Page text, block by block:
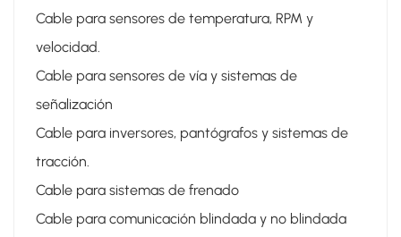
Cable para sensores de temperatura, RPM y
velocidad.
Cable para sensores de vía y sistemas de
señalización
Cable para inversores, pantógrafos y sistemas de
tracción.
Cable para sistemas de frenado
Cable para comunicación blindada y no blindada